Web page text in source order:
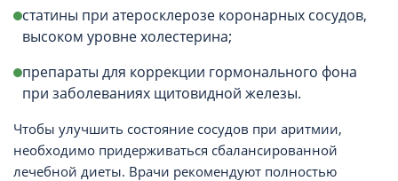
статины при атеросклерозе коронарных сосудов,
высоком уровне холестерина;
препараты для коррекции гормонального фона
при заболеваниях щитовидной железы.
Чтобы улучшить состояние сосудов при аритмии,
необходимо придерживаться сбалансированной
лечебной диеты. Врачи рекомендуют полностью